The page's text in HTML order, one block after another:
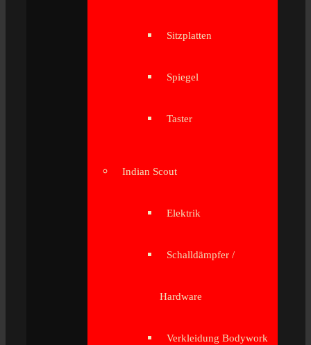
Sitzplatten
Spiegel
Taster
Indian Scout
Elektrik
Schalldämpfer /
Hardware
Verkleidung Bodywork